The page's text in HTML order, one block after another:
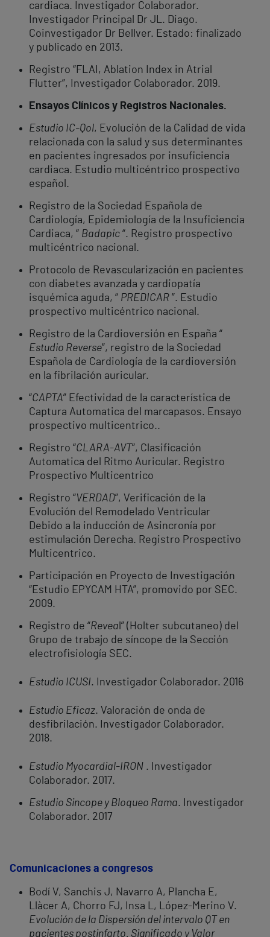
cardiaca. Investigador Colaborador.
Investigador Principal Dr JL. Diago.
Coinvestigador Dr Bellver. Estado: finalizado
y publicado en 2013.
Registro “FLAI, Ablation Index in Atrial
Flutter”, Investigador Colaborador. 2019.
Ensayos Clínicos y Registros Nacionales.
Estudio IC-Qol, Evolución de la Calidad de vida
relacionada con la salud y sus determinantes
en pacientes ingresados por insuficiencia
cardiaca. Estudio multicéntrico prospectivo
español.
Registro de la Sociedad Española de
Cardiología, Epidemiología de la Insuficiencia
Cardiaca, “ Badapic “. Registro prospectivo
multicéntrico nacional.
Protocolo de Revascularización en pacientes
con diabetes avanzada y cardiopatía
isquémica aguda, “ PREDICAR ”. Estudio
prospectivo multicéntrico nacional.
Registro de la Cardioversión en España “
Estudio Reverse”, registro de la Sociedad
Española de Cardiología de la cardioversión
en la fibrilación auricular.
“CAPTA” Efectividad de la característica de
Captura Automatica del marcapasos. Ensayo
prospectivo multicentrico..
Registro “CLARA-AVT”, Clasificación
Automatica del Ritmo Auricular. Registro
Prospectivo Multicentrico
Registro “VERDAD”, Verificación de la
Evolución del Remodelado Ventricular
Debido a la inducción de Asincronía por
estimulación Derecha. Registro Prospectivo
Multicentrico.
Participación en Proyecto de Investigación
“Estudio EPYCAM HTA”, promovido por SEC.
2009.
Registro de “Revea l” (Holter subcutaneo) del
Grupo de trabajo de síncope de la Sección
electrofisiología SEC.
Estudio ICUSI. Investigador Colaborador. 2016
Estudio Eficaz. Valoración de onda de
desfibrilación. Investigador Colaborador.
2018.
Estudio Myocardial-IRON . Investigador
Colaborador. 2017.
Estudio Sincope y Bloqueo Rama. Investigador
Colaborador. 2017
Comunicaciones a congresos
Bodí V, Sanchis J, Navarro A, Plancha E,
Llàcer A, Chorro FJ, Insa L, López-Merino V.
Evolución de la Dispersión del intervalo QT en
pacientes postinfarto. Significado y Valor